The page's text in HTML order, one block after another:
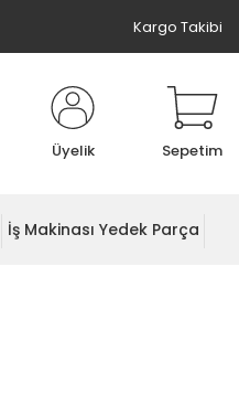
Kargo Takibi
Üyelik Sepetim
İş Makinası Yedek Parça